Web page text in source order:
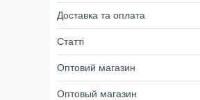
Доставка та оплата
Статті
Оптовий магазин
Оптовый магазин